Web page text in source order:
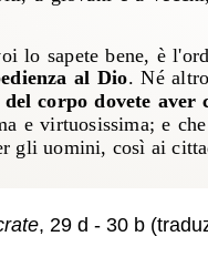
lo sapete bene, è
al Dio. Né
del corpo dovete
e virtuosissima; e
gli uomini, così ai
, 29 d - 30 b